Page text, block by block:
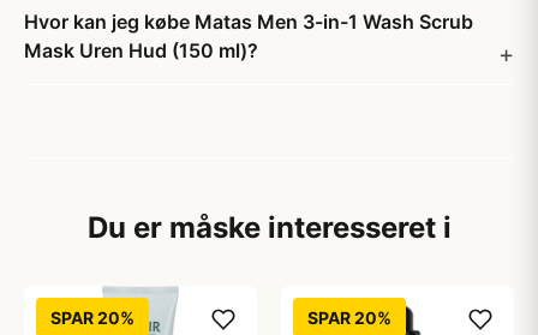
Hvor kan jeg købe Matas Men 3-in-1 Wash Scrub
Mask Uren Hud (150 ml)?
Du er måske interesseret i
SPAR 20% SPAR 20%